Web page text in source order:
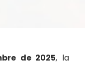
de 2025, la